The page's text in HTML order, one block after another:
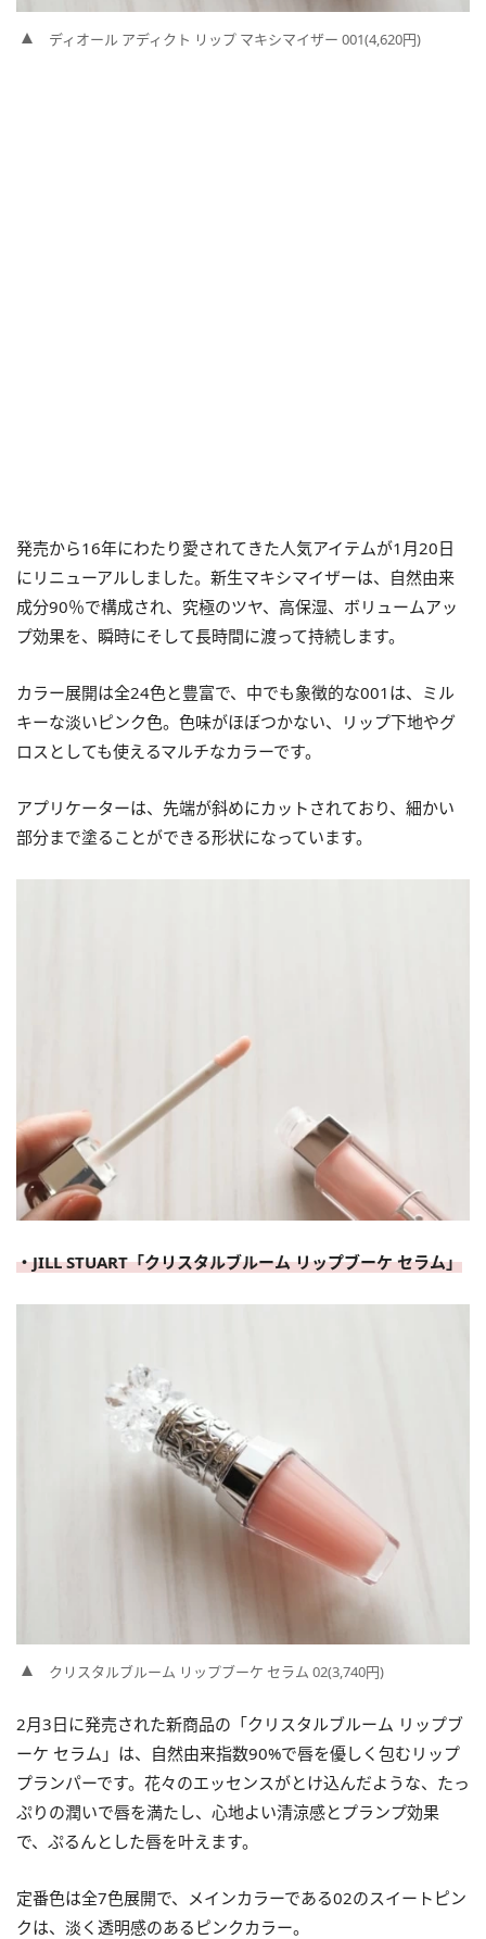
ディオール アディクト リップ マキシマイザー 001(4,620円)
発売から16年にわたり愛されてきた人気アイテムが1月20日
にリニューアルしました。新生マキシマイザーは、自然由来
成分90％で構成され、究極のツヤ、高保湿、ボリュームアッ
プ効果を、瞬時にそして長時間に渡って持続します。
カラー展開は全24色と豊富で、中でも象徴的な001は、ミル
キーな淡いピンク色。色味がほぼつかない、リップ下地やグ
ロスとしても使えるマルチなカラーです。
アプリケーターは、先端が斜めにカットされており、細かい
部分まで塗ることができる形状になっています。
・JILL STUART「クリスタルブルーム リップブーケ セラム」
クリスタルブルーム リップブーケ セラム 02(3,740円)
2月3日に発売された新商品の「クリスタルブルーム リップブ
ーケ セラム」は、自然由来指数90%で唇を優しく包むリップ
プランパーです。花々のエッセンスがとけ込んだような、たっ
ぷりの潤いで唇を満たし、心地よい清涼感とプランプ効果
で、ぷるんとした唇を叶えます。
定番色は全7色展開で、メインカラーである02のスイートピン
クは、淡く透明感のあるピンクカラー。